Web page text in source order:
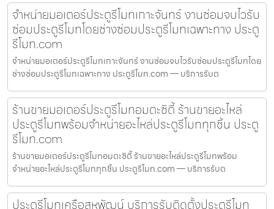
จำหน่ายมอเตอร์ประตูรีโมทเกาะจันทร์ งานซ่อมจบไวรับ
ซ่อมประตูรีโมทโดยช่างซ่อมประตูรีโมทเฉพาะทาง ประตู
รีโมท.com
จำหน่ายมอเตอร์ประตูรีโมทเกาะจันทร์ งานซ่อมจบไวรับซ่อมประตูรีโมทโดย
ช่างซ่อมประตูรีโมทเฉพาะทาง ประตูรีโมท.com — บริการรับต
ร้านขายมอเตอร์ประตูรีโมทอมตะซิตี้ ร้านขายอะไหล่
ประตูรีโมทพร้อมจำหน่ายอะไหล่ประตูรีโมททุกชิ้น ประตู
รีโมท.com
ร้านขายมอเตอร์ประตูรีโมทอมตะซิตี้ ร้านขายอะไหล่ประตูรีโมทพร้อม
จำหน่ายอะไหล่ประตูรีโมททุกชิ้น ประตูรีโมท.com — บริการรับต
ประตูรีโมทเครือสหพัฒน์ บริการรับติดตั้งประตูรีโมท